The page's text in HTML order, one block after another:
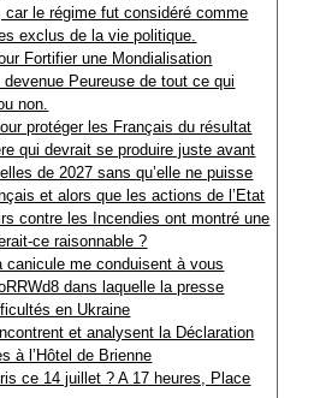
le régime fut considéré comme
exclus de la vie politique.
Fortifier une Mondialisation
Peureuse de tout ce qui
non.
protéger les Français du résultat
qui devrait se produire juste avant
de 2027 sans qu’elle ne puisse
et alors que les actions de l’Etat
contre les Incendies ont montré une
ce raisonnable ?
me conduisent à vous
dans laquelle la presse
en Ukraine
et analysent la Déclaration
à l’Hôtel de Brienne
ce 14 juillet ? A 17 heures, Place